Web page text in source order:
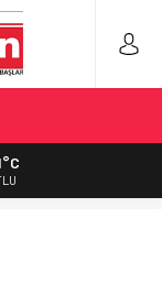
HATALAR